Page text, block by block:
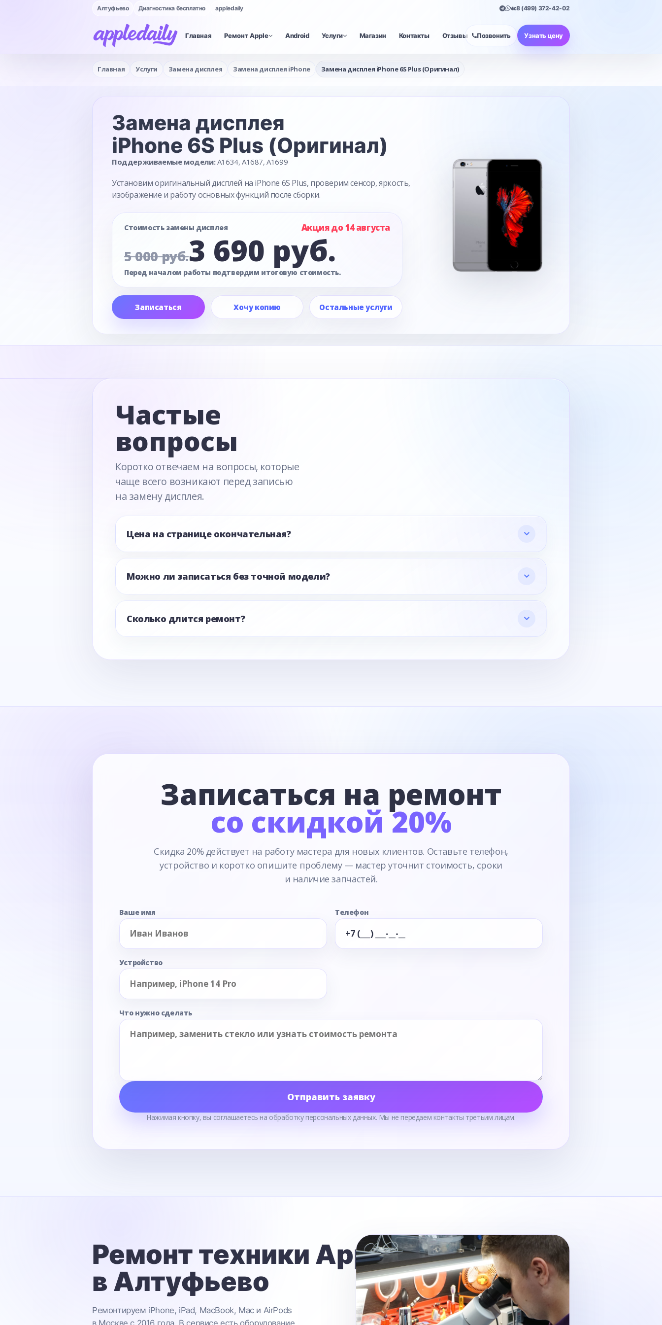
Алтуфьево Диагностика бесплатно appledaily 8 (499) 372-42-02
Главная Ремонт Apple Android Услуги Магазин Контакты Отзывы Позвонить Узнать цену
Главная Услуги Замена дисплея Замена дисплея iPhone Замена дисплея iPhone 6S Plus (Оригинал)
Замена дисплея
iPhone 6S Plus (Оригинал)
Поддерживаемые модели:A1634, A1687, A1699
Установим оригинальный дисплей на iPhone 6S Plus, проверим сенсор, яркость,
изображение и работу основных функций после сборки.
Стоимость замены дисплея Акция до 14 августа
5 000 руб.3 690 руб.
Перед началом работы подтвердим итоговую стоимость.
Записаться Хочу копию Остальные услуги
Частые
вопросы
Коротко отвечаем на вопросы, которые
чаще всего возникают перед записью
на замену дисплея.
Цена на странице окончательная?
Можно ли записаться без точной модели?
Сколько длится ремонт?
Записаться на ремонт
со скидкой 20%
Скидка 20% действует на работу мастера для новых клиентов. Оставьте телефон,
устройство и коротко опишите проблему — мастер уточнит стоимость, сроки
и наличие запчастей.
Ваше имя Телефон
Устройство
Что нужно сделать
Отправить заявку
Нажимая кнопку, вы соглашаетесь на обработку персональных данных. Мы не передаем контакты третьим лицам.
Ремонт техники Apple
в Алтуфьево
Ремонтируем iPhone, iPad, MacBook, Mac и AirPods
в Москве с 2016 года. В сервисе есть оборудование